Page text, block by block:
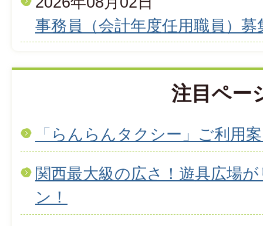
事務員（会計年度任用職員）募
注目ペー
「らんらんタクシー」ご利用
関西最大級の広さ！遊具広場
ン！